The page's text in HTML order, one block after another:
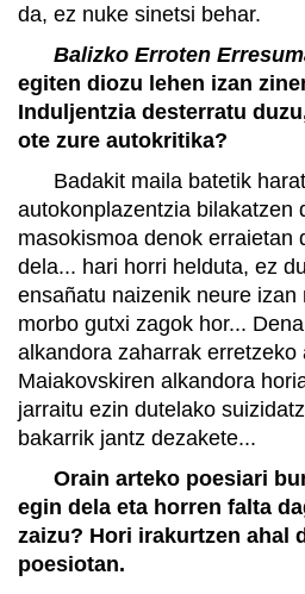
da, ez nuke sinetsi behar.
Balizko Erroten
egiten diozu lehen izan
Induljentzia desterratu
ote zure autokritika?
Badakit maila batetik
autokonplazentzia bilakatzen
masokismoa denok erraietan
dela... hari horri helduta, ez
ensañatu naizenik neure izan
morbo gutxi zagok hor...
alkandora zaharrak
Maiakovskiren alkandora
jarraitu ezin dutelako
bakarrik jantz dezakete...
Orain arteko poesiari
egin dela eta horren falta
zaizu? Hori irakurtzen ahal
poesiotan.